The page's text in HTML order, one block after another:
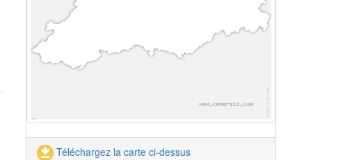
Téléchargez la carte ci-dessus